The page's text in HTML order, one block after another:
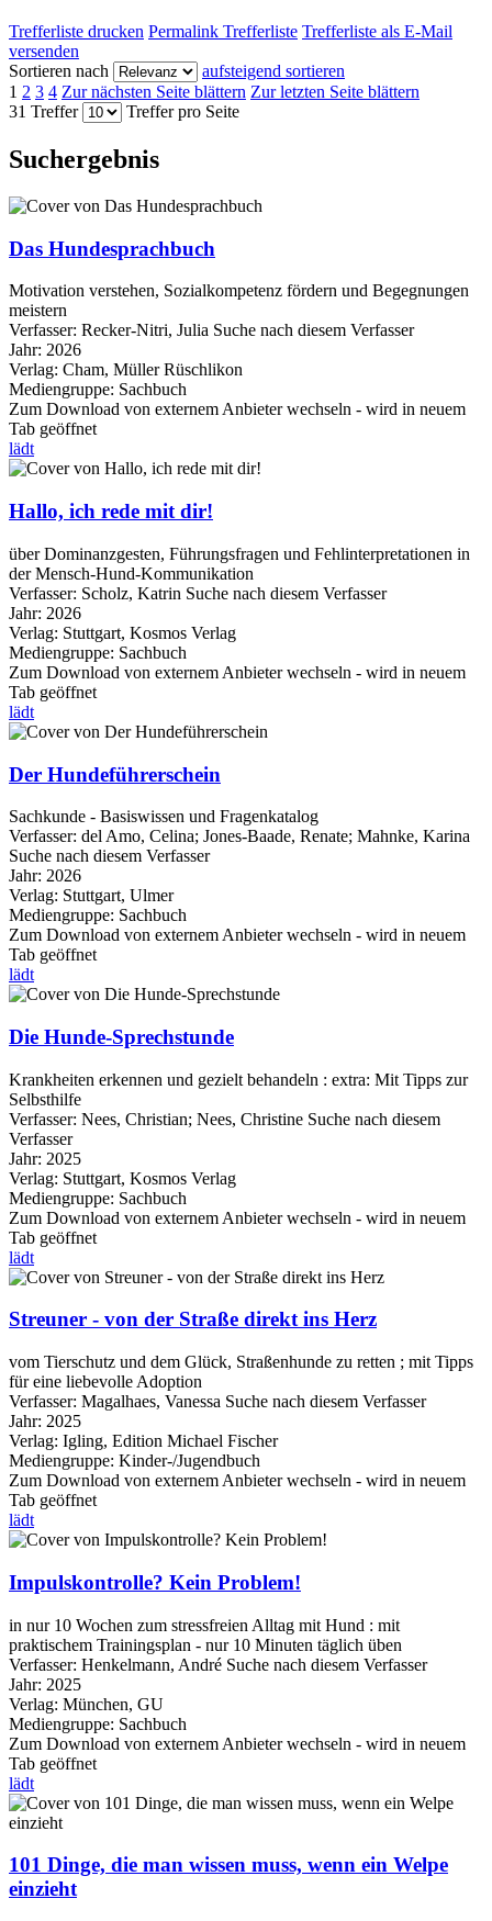
Trefferliste drucken Permalink Trefferliste Trefferliste als E-Mail
versenden
Sortieren nach
aufsteigend sortieren
1 2 3 4 Zur nächsten Seite blättern Zur letzten Seite blättern
31 Treffer
Treffer pro Seite
Suchergebnis
Das Hundesprachbuch
Motivation verstehen, Sozialkompetenz fördern und Begegnungen
meistern
Verfasser: Recker-Nitri, Julia Suche nach diesem Verfasser
Jahr: 2026
Verlag: Cham, Müller Rüschlikon
Mediengruppe: Sachbuch
Zum Download von externem Anbieter wechseln - wird in neuem
Tab geöffnet
lädt
Hallo, ich rede mit dir!
über Dominanzgesten, Führungsfragen und Fehlinterpretationen in
der Mensch-Hund-Kommunikation
Verfasser: Scholz, Katrin Suche nach diesem Verfasser
Jahr: 2026
Verlag: Stuttgart, Kosmos Verlag
Mediengruppe: Sachbuch
Zum Download von externem Anbieter wechseln - wird in neuem
Tab geöffnet
lädt
Der Hundeführerschein
Sachkunde - Basiswissen und Fragenkatalog
Verfasser: del Amo, Celina; Jones-Baade, Renate; Mahnke, Karina
Suche nach diesem Verfasser
Jahr: 2026
Verlag: Stuttgart, Ulmer
Mediengruppe: Sachbuch
Zum Download von externem Anbieter wechseln - wird in neuem
Tab geöffnet
lädt
Die Hunde-Sprechstunde
Krankheiten erkennen und gezielt behandeln : extra: Mit Tipps zur
Selbsthilfe
Verfasser: Nees, Christian; Nees, Christine Suche nach diesem
Verfasser
Jahr: 2025
Verlag: Stuttgart, Kosmos Verlag
Mediengruppe: Sachbuch
Zum Download von externem Anbieter wechseln - wird in neuem
Tab geöffnet
lädt
Streuner - von der Straße direkt ins Herz
vom Tierschutz und dem Glück, Straßenhunde zu retten ; mit Tipps
für eine liebevolle Adoption
Verfasser: Magalhaes, Vanessa Suche nach diesem Verfasser
Jahr: 2025
Verlag: Igling, Edition Michael Fischer
Mediengruppe: Kinder-/Jugendbuch
Zum Download von externem Anbieter wechseln - wird in neuem
Tab geöffnet
lädt
Impulskontrolle? Kein Problem!
in nur 10 Wochen zum stressfreien Alltag mit Hund : mit
praktischem Trainingsplan - nur 10 Minuten täglich üben
Verfasser: Henkelmann, André Suche nach diesem Verfasser
Jahr: 2025
Verlag: München, GU
Mediengruppe: Sachbuch
Zum Download von externem Anbieter wechseln - wird in neuem
Tab geöffnet
lädt
101 Dinge, die man wissen muss, wenn ein Welpe
einzieht